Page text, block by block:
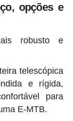
opções e
robusto e
telescópica
e rígida,
para
E-MTB.